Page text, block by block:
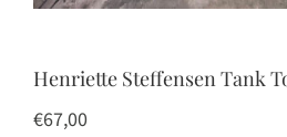
Henriette Steffensen Tank
€67,00